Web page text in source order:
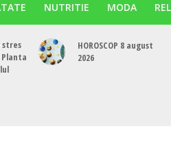
NUTRITIE MODA
stres
HOROSCOP 8 august
2026